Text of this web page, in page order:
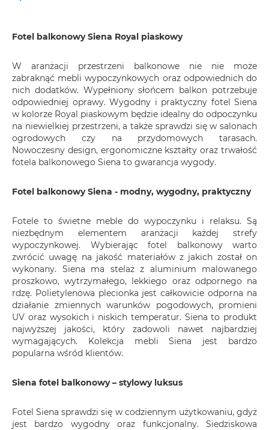
Fotel balkonowy Siena Royal piaskowy
W aranżacji przestrzeni balkonowe nie nie może
zabraknąć mebli wypoczynkowych oraz odpowiednich do
nich dodatków. Wypełniony słońcem balkon potrzebuje
odpowiedniej oprawy. Wygodny i praktyczny fotel Siena
w kolorze Royal piaskowym będzie idealny do odpoczynku
na niewielkiej przestrzeni, a także sprawdzi się w salonach
ogrodowych czy na przydomowych tarasach.
Nowoczesny design, ergonomiczne kształty oraz trwałość
fotela balkonowego Siena to gwarancja wygody.
Fotel balkonowy Siena - modny, wygodny, praktyczny
Fotele to świetne meble do wypoczynku i relaksu. Są
niezbędnym elementem aranżacji każdej strefy
wypoczynkowej. Wybierając fotel balkonowy warto
zwrócić uwagę na jakość materiałów z jakich został on
wykonany. Siena ma stelaż z aluminium malowanego
proszkowo, wytrzymałego, lekkiego oraz odpornego na
rdzę. Polietylenowa plecionka jest całkowicie odporna na
działanie zmiennych warunków pogodowych, promieni
UV oraz wysokich i niskich temperatur. Siena to produkt
najwyższej jakości, który zadowoli nawet najbardziej
wymagających. Kolekcja mebli Siena jest bardzo
popularna wśród klientów.
Siena fotel balkonowy – stylowy luksus
Fotel Siena sprawdzi się w codziennym użytkowaniu, gdyż
jest bardzo wygodny oraz funkcjonalny. Siedziskowa